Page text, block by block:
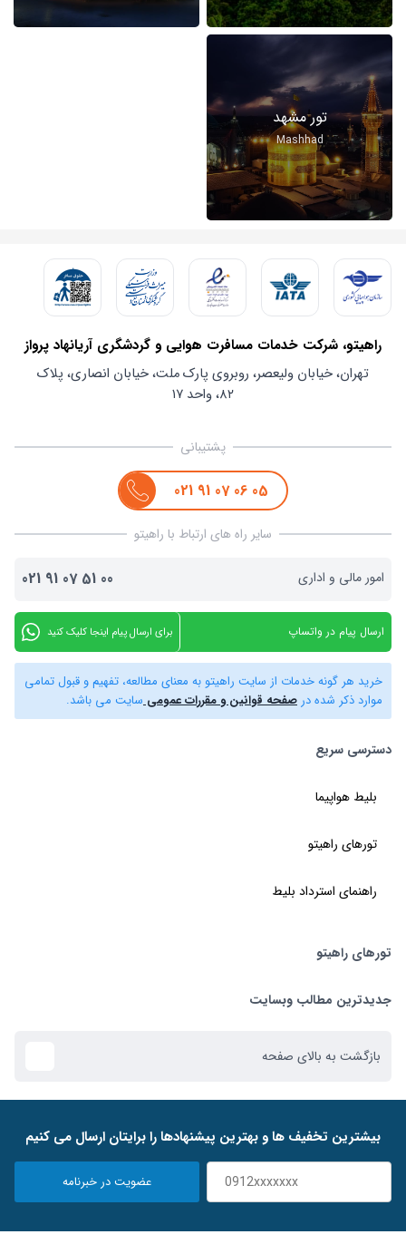
تور مشهد
Mashhad
راهیتو، شرکت خدمات مسافرت هوایی و گردشگری آریانهاد پرواز
تهران، خیابان ولیعصر، روبروی پارک ملت، خیابان انصاری، پلاک
۸۲، واحد ۱۷
پشتیبانی
021 91 07 06 05
سایر راه های ارتباط با راهیتو
امور مالی و اداری 021 91 07 51 00
ارسال پیام در واتساپ برای ارسال پیام اینجا کلیک کنید
خرید هر گونه خدمات از سایت راهیتو به معنای مطالعه، تفهیم و قبول تمامی
موارد ذکر شده در صفحه قوانین و مقررات عمومیسایت می باشد.
دسترسی سریع
بلیط هواپیما
تورهای راهیتو
راهنمای استرداد بلیط
تورهای راهیتو
تور استانبول
تور کیش
تور ازمیر
تور بدروم
جدیدترین مطالب وبسایت
بازگشت به بالای صفحه
ﺑﯿﺸﺘﺮﯾﻦ ﺗﺨﻔﯿﻒ ﻫﺎ و ﺑﻬﺘﺮﯾﻦ ﭘﯿﺸﻨﻬﺎدﻫﺎ را ﺑﺮاﯾﺘﺎن ارﺳﺎل ﻣﯽ ﮐﻨﯿﻢ
عضویت در خبرنامه